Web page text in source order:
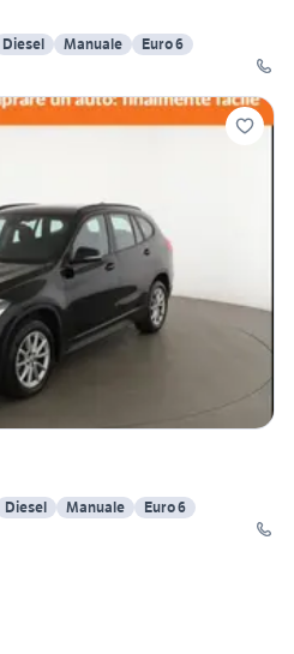
Diesel Manuale
Euro 6
Diesel Manuale
Euro 6